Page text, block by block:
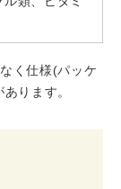
く仕様(パッケ
ります。